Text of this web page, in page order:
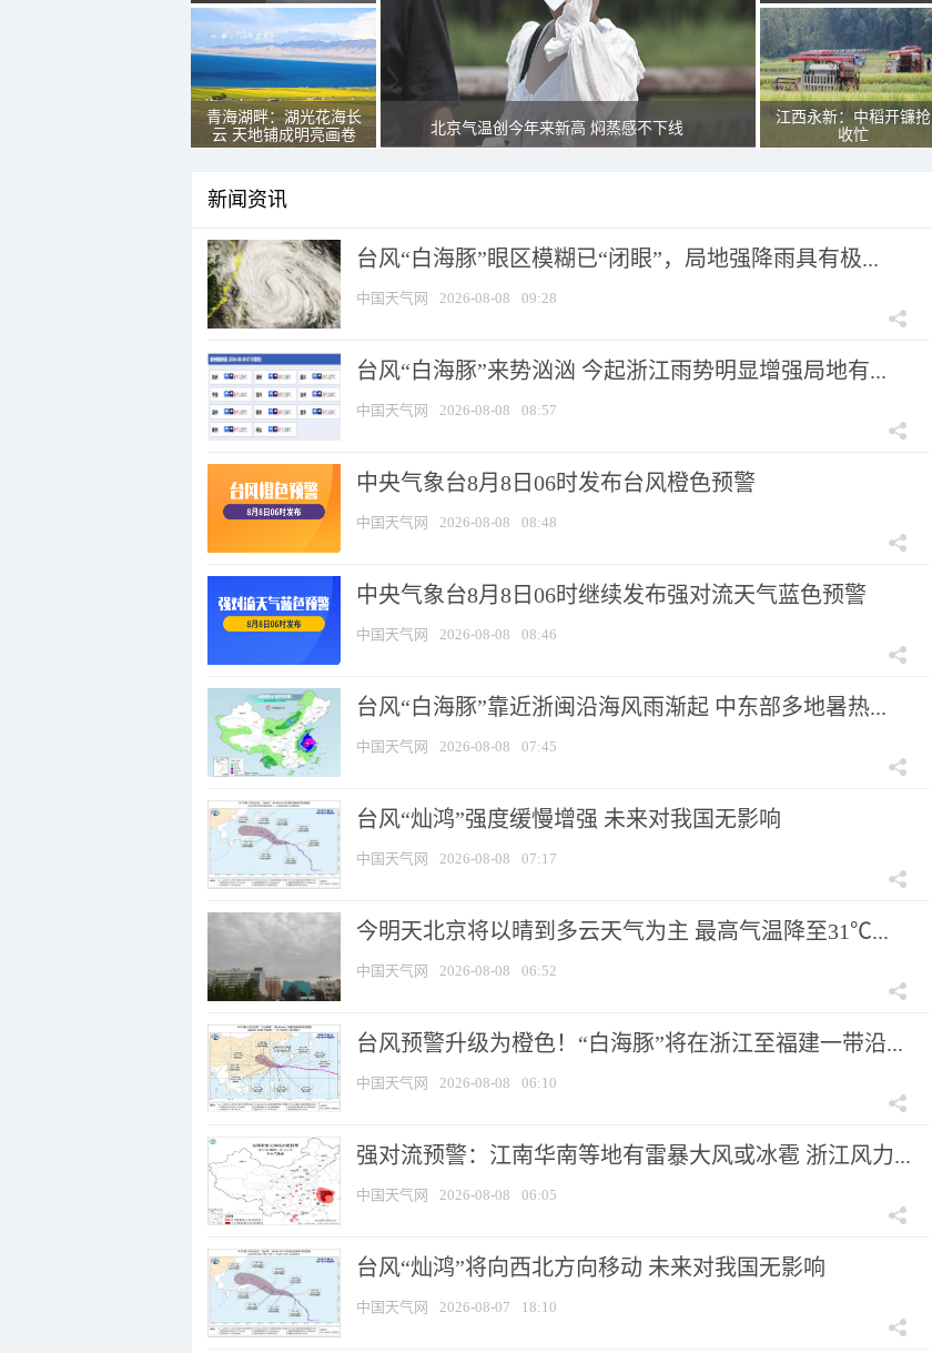
青海湖畔：湖光花海长
云 天地铺成明亮画卷
北京气温创今年来新高 焖蒸感不下线
江西永新：中稻开镰抢
收忙
新闻资讯
台风“白海豚”眼区模糊已“闭眼”，局地强降雨具有极...
中国天气网 2026-08-08 09:28
台风“白海豚”来势汹汹 今起浙江雨势明显增强局地有...
中国天气网 2026-08-08 08:57
中央气象台8月8日06时发布台风橙色预警
中国天气网 2026-08-08 08:48
中央气象台8月8日06时继续发布强对流天气蓝色预警
中国天气网 2026-08-08 08:46
台风“白海豚”靠近浙闽沿海风雨渐起 中东部多地暑热...
中国天气网 2026-08-08 07:45
台风“灿鸿”强度缓慢增强 未来对我国无影响
中国天气网 2026-08-08 07:17
今明天北京将以晴到多云天气为主 最高气温降至31℃...
中国天气网 2026-08-08 06:52
台风预警升级为橙色！“白海豚”将在浙江至福建一带沿...
中国天气网 2026-08-08 06:10
强对流预警：江南华南等地有雷暴大风或冰雹 浙江风力...
中国天气网 2026-08-08 06:05
台风“灿鸿”将向西北方向移动 未来对我国无影响
中国天气网 2026-08-07 18:10